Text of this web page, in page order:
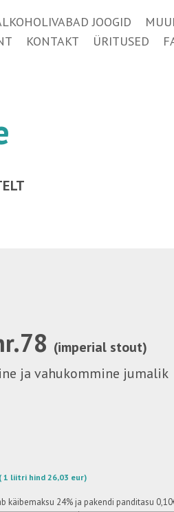
JOOGID
KONTAKT ÜRITUSED
(imperial stout)
ja vahukommine jumalik
( 1 liitri hind 26,03 eur)
käibemaksu 24% ja pakendi panditasu